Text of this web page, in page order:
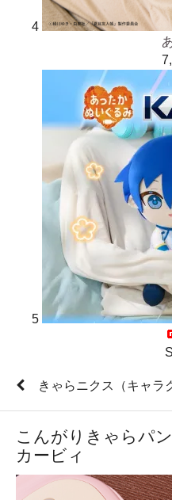
4
5
きゃらニクス（キャラ
こんがりきゃらパ
カービィ